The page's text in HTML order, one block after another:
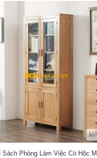
Sách Phòng Làm Việc Có Hộc